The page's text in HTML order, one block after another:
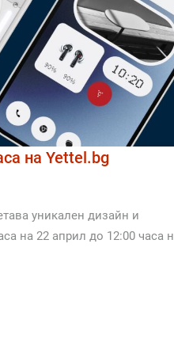
на Yettel.bg
уникален дизайн и
на 22 април до 12:00 часа